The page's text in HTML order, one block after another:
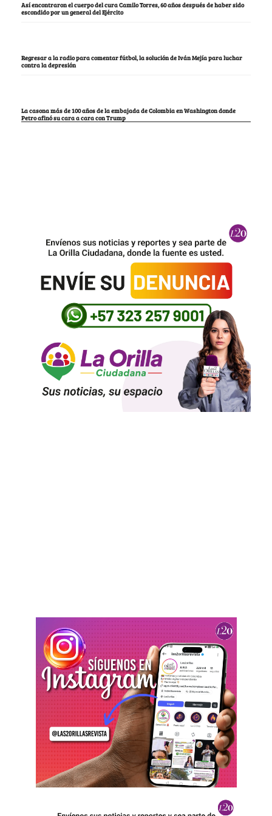
Así encontraron el cuerpo del cura Camilo Torres, 60 años después de haber sido
escondido por un general del Ejército
Regresar a la radio para comentar fútbol, la solución de Iván Mejía para luchar
contra la depresión
La casona más de 100 años de la embajada de Colombia en Washington donde
Petro afinó su cara a cara con Trump